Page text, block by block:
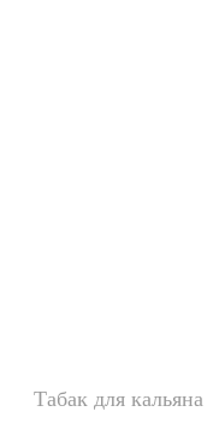
Табак для кальяна